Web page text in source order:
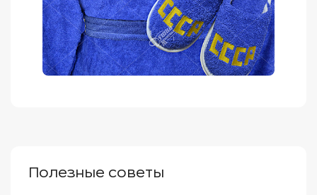
Полезные советы